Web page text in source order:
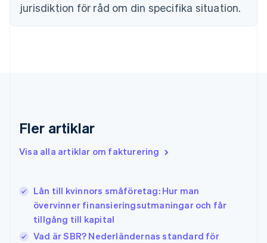
jurisdiktion för råd om din specifika situation.
Fler artiklar
Visa alla artiklar om fakturering
Lån till kvinnors småföretag: Hur man
övervinner finansieringsutmaningar och får
tillgång till kapital
Vad är SBR? Nederländernas standard för
EnglishSvenska
Frankrike
Hongkong SAR, Kina
English 简体中文
Indien
Italien
ItalianoEnglish
Japan
日本語 English